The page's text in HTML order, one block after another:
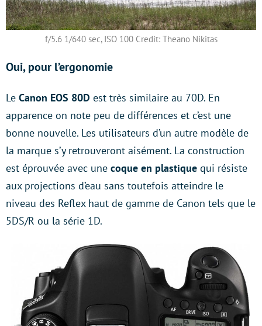
f/5.6 1/640 sec, ISO 100 Credit: Theano Nikitas
Oui, pour l’ergonomie
Le Canon EOS 80D est très similaire au 70D. En
apparence on note peu de différences et c’est une
bonne nouvelle. Les utilisateurs d’un autre modèle de
la marque s’y retrouveront aisément. La construction
est éprouvée avec une coque en plastique qui résiste
aux projections d’eau sans toutefois atteindre le
niveau des Reflex haut de gamme de Canon tels que le
5DS/R ou la série 1D.